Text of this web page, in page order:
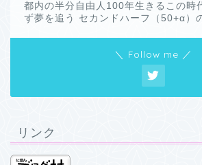
都内の半分自由人100年生きるこの時
ず夢を追う セカンドハーフ（50+α）
＼ Follow me ／
リンク